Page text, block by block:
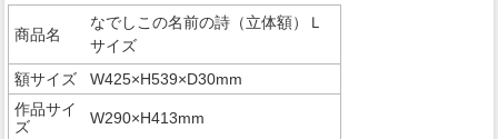
商品名
なでしこの名前の詩（立体額）Ｌ
サイズ
額サイズ
W425×H539×D30mm
作品サイ
ズ
W290×H413mm